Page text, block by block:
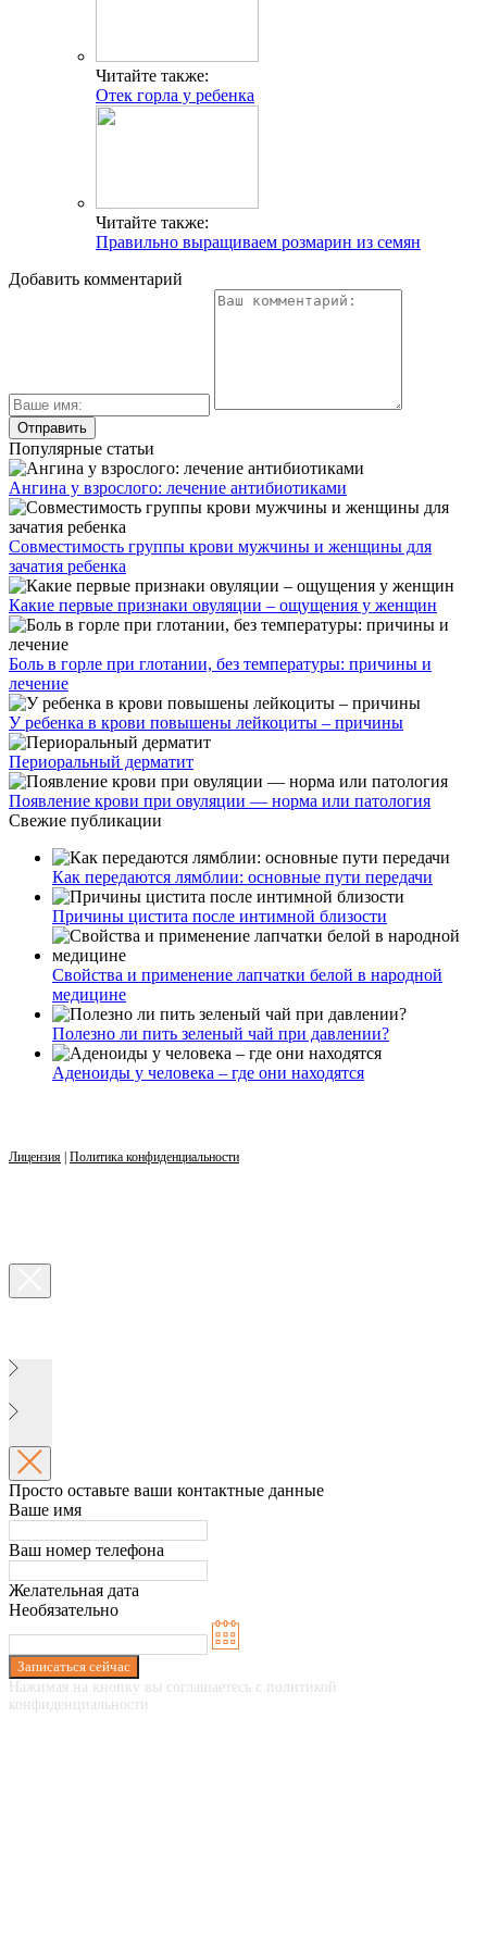
Читайте также:
Отек горла у ребенка
Читайте также:
Правильно выращиваем розмарин из семян
Добавить комментарий
Популярные статьи
Ангина у взрослого: лечение антибиотиками
Совместимость группы крови мужчины и женщины для
зачатия ребенка
Какие первые признаки овуляции – ощущения у женщин
Боль в горле при глотании, без температуры: причины и
лечение
У ребенка в крови повышены лейкоциты – причины
Периоральный дерматит
Появление крови при овуляции — норма или патология
Свежие публикации
Как передаются лямблии: основные пути передачи
Причины цистита после интимной близости
Свойства и применение лапчатки белой в народной
медицине
Полезно ли пить зеленый чай при давлении?
Аденоиды у человека – где они находятся
Лицензия Политика конфиденциальности
Просто оставьте ваши контактные данные
Ваше имя
Ваш номер телефона
Желательная дата
Необязательно
Записаться сейчас
Нажимая на кнопку вы соглашаетесь с политикой
конфиденциальности